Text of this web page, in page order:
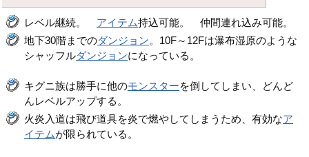
レベル継続。 アイテム持込可能。 仲間連れ込み可能。
地下30階までのダンジョン。10F～12Fは瀑布湿原のような
シャッフルダンジョンになっている。
キグニ族は勝手に他のモンスターを倒してしまい、どんど
んレベルアップする。
火炎入道は飛び道具を炎で燃やしてしまうため、有効なア
イテムが限られている。